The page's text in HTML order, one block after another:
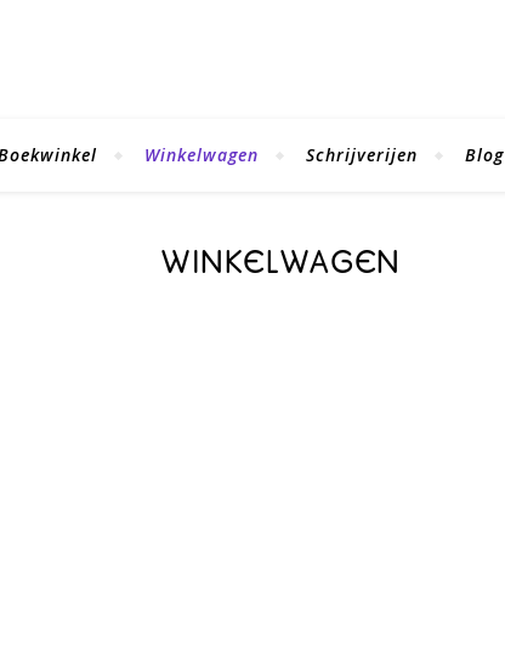
Winkelwagen Schrijverijen Blog
WINKELWAGEN